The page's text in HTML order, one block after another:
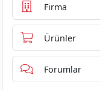
Firma
Ürünler
Forumlar